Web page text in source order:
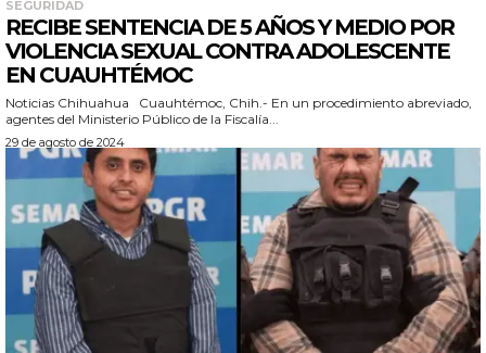
SEGURIDAD
RECIBE SENTENCIA DE 5 AÑOS Y MEDIO POR
VIOLENCIA SEXUAL CONTRA ADOLESCENTE
EN CUAUHTÉMOC
Noticias Chihuahua Cuauhtémoc, Chih.- En un procedimiento abreviado,
agentes del Ministerio Público de la Fiscalía...
29 de agosto de 2024